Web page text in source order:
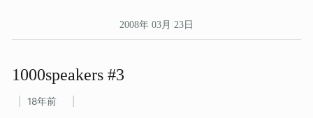
2008年 03月 23日
1000speakers #3
18年前